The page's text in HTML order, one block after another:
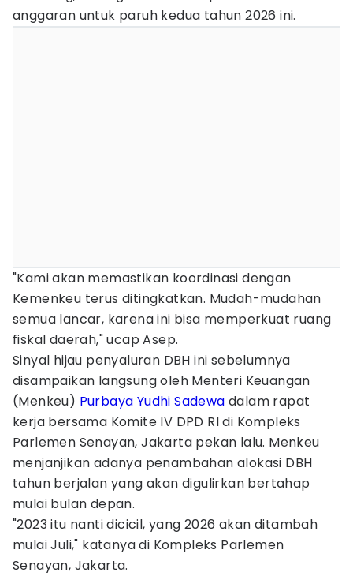
anggaran untuk paruh kedua tahun 2026 ini.
"Kami akan memastikan koordinasi dengan
Kemenkeu terus ditingkatkan. Mudah-mudahan
semua lancar, karena ini bisa memperkuat ruang
fiskal daerah," ucap Asep.
Sinyal hijau penyaluran DBH ini sebelumnya
disampaikan langsung oleh Menteri Keuangan
(Menkeu) Purbaya Yudhi Sadewa dalam rapat
kerja bersama Komite IV DPD RI di Kompleks
Parlemen Senayan, Jakarta pekan lalu. Menkeu
menjanjikan adanya penambahan alokasi DBH
tahun berjalan yang akan digulirkan bertahap
mulai bulan depan.
"2023 itu nanti dicicil, yang 2026 akan ditambah
mulai Juli," katanya di Kompleks Parlemen
Senayan, Jakarta.